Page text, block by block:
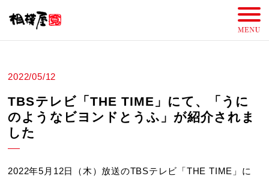
2022/05/12
TBSテレビ「THE TIME」にて、「うに
のようなビヨンドとうふ」が紹介されま
した
2022年5月12日（木）放送のTBSテレビ「THE TIME」に